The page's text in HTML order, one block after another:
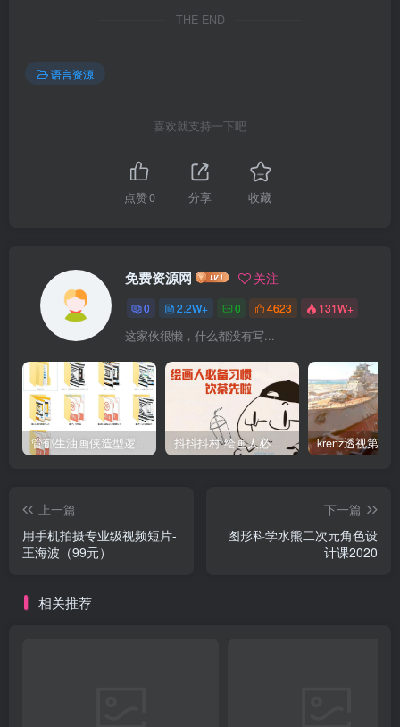
THE END
语言资源
喜欢就支持一下吧
点赞0 分享 收藏
免费资源网 关注
0 2.2W+ 0 4623 131W+
这家伙很懒，什么都没有写...
管郁生油画侠造型逻辑班第一期2019年5月【高清不缺课】 抖抖抖村 绘画人必备习惯2020【画质不错】
上一篇
用手机拍摄专业级视频短片-
王海波（99元）
下一篇
图形科学水熊二次元角色设
计课2020
相关推荐